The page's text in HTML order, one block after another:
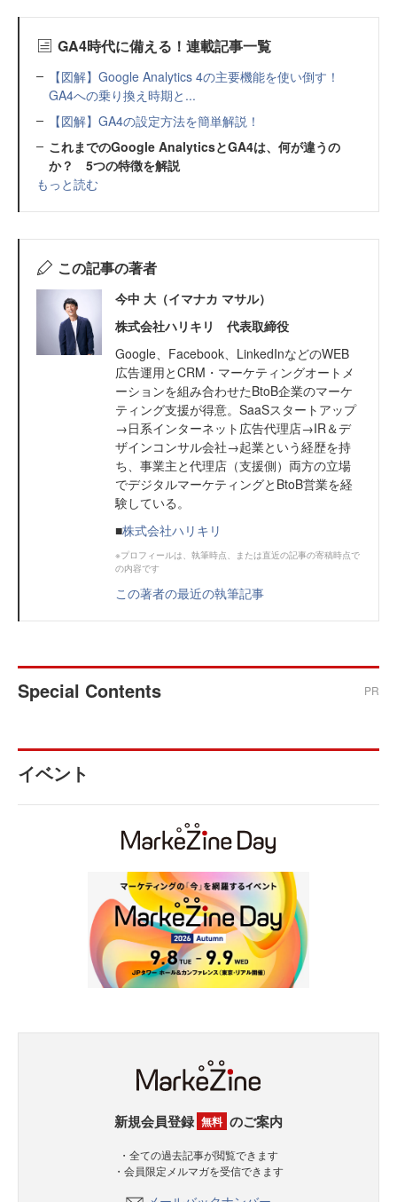
GA4時代に備える！連載記事一覧
【図解】Google Analytics 4の主要機能を使い倒す！
GA4への乗り換え時期と...
【図解】GA4の設定方法を簡単解説！
これまでのGoogle AnalyticsとGA4は、何が違うの
か？ 5つの特徴を解説
もっと読む
この記事の著者
今中 大（イマナカ マサル）
株式会社ハリキリ 代表取締役
Google、Facebook、LinkedInなどのWEB
広告運用とCRM・マーケティングオートメ
ーションを組み合わせたBtoB企業のマーケ
ティング支援が得意。SaaSスタートアップ
→日系インターネット広告代理店→IR＆デ
ザインコンサル会社→起業という経歴を持
ち、事業主と代理店（支援側）両方の立場
でデジタルマーケティングとBtoB営業を経
験している。
■株式会社ハリキリ
※プロフィールは、執筆時点、または直近の記事の寄稿時点で
の内容です
この著者の最近の執筆記事
Special Contents PR
イベント
新規会員登録 無料 のご案内
・全ての過去記事が閲覧できます
・会員限定メルマガを受信できます